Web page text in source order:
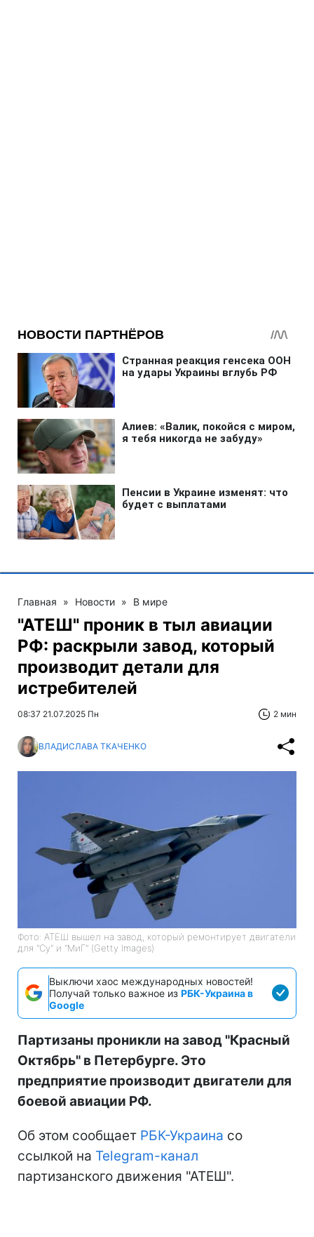
Главная » Новости » В мире
"АТЕШ" проник в тыл авиации
РФ: раскрыли завод, который
производит детали для
истребителей
08:37 21.07.2025 Пн 2 мин
ВЛАДИСЛАВА ТКАЧЕНКО
Фото: АТЕШ вышел на завод, который ремонтирует двигатели
для "Су" и "МиГ" (Getty Images)
Выключи хаос международных новостей!
Получай только важное из РБК-Украина в
Google
Партизаны проникли на завод "Красный
Октябрь" в Петербурге. Это
предприятие производит двигатели для
боевой авиации РФ.
Об этом сообщает РБК-Украина со
ссылкой на Telegram-канал
партизанского движения "АТЕШ".